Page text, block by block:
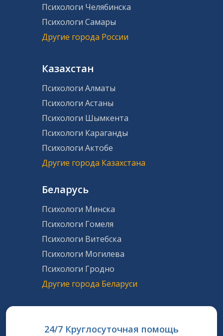
Психологи Челябинска
Психологи Самары
Другие города России
Казахстан
Психологи Алматы
Психологи Астаны
Психологи Шымкента
Психологи Караганды
Психологи Актобе
Другие города Казахстана
Беларусь
Психологи Минска
Психологи Гомеля
Психологи Витебска
Психологи Могилева
Психологи Гродно
Другие города Беларуси
24/7 Круглосуточная помощь